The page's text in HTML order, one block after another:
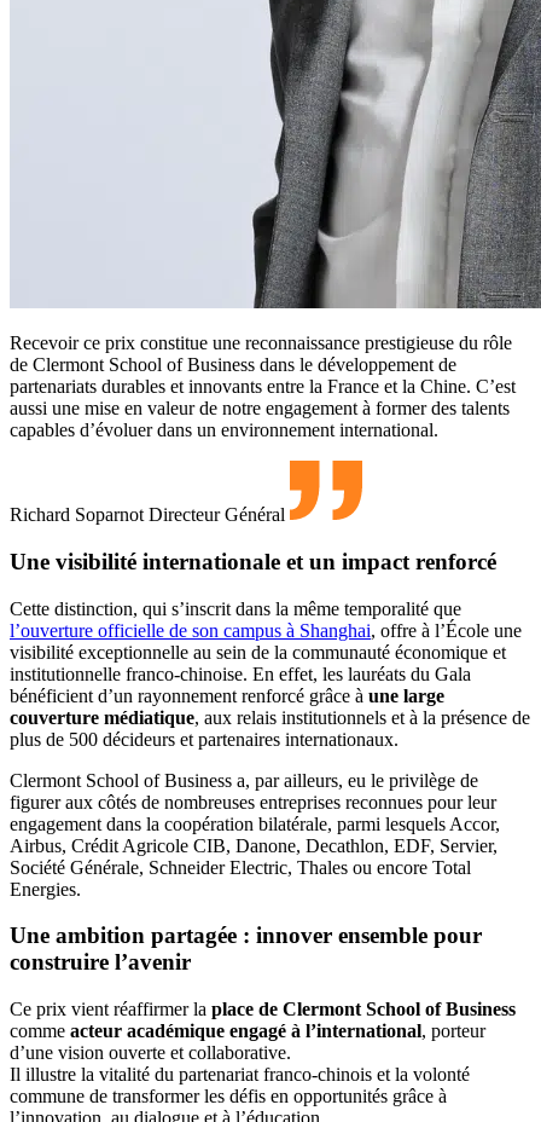
Recevoir ce prix constitue une reconnaissance prestigieuse du rôle
de Clermont School of Business dans le développement de
partenariats durables et innovants entre la France et la Chine. C’est
aussi une mise en valeur de notre engagement à former des talents
capables d’évoluer dans un environnement international.
Richard Soparnot Directeur Général
Une visibilité internationale et un impact renforcé
Cette distinction, qui s’inscrit dans la même temporalité que
l’ouverture officielle de son campus à Shanghai, offre à l’École une
visibilité exceptionnelle au sein de la communauté économique et
institutionnelle franco-chinoise. En effet, les lauréats du Gala
bénéficient d’un rayonnement renforcé grâce à une large
couverture médiatique, aux relais institutionnels et à la présence de
plus de 500 décideurs et partenaires internationaux.
Clermont School of Business a, par ailleurs, eu le privilège de
figurer aux côtés de nombreuses entreprises reconnues pour leur
engagement dans la coopération bilatérale, parmi lesquels Accor,
Airbus, Crédit Agricole CIB, Danone, Decathlon, EDF, Servier,
Société Générale, Schneider Electric, Thales ou encore Total
Energies.
Une ambition partagée : innover ensemble pour
construire l’avenir
Ce prix vient réaffirmer la place de Clermont School of Business
comme acteur académique engagé à l’international, porteur
d’une vision ouverte et collaborative.
Il illustre la vitalité du partenariat franco-chinois et la volonté
commune de transformer les défis en opportunités grâce à
l’innovation, au dialogue et à l’éducation.